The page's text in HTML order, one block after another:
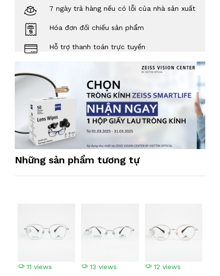
7 ngày trả hàng nếu có lỗi của nhà sản xuất
Hóa đơn đối chiếu sản phẩm
Hỗ trợ thanh toán trực tuyến
Những sản phẩm tương tự
11 views
13 views
12 views